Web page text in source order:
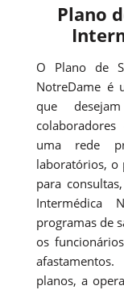
Plano
O Plano de
NotreDame é
que
uma rede
laboratórios, o
para
Intermédica
programas de
os
planos, a